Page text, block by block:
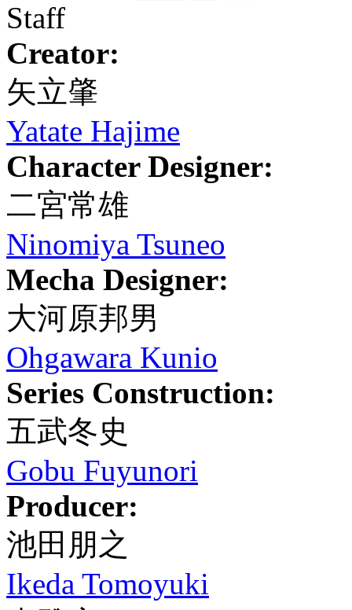
Staff
Creator:
矢立肇
Yatate Hajime
Character Designer:
二宮常雄
Ninomiya Tsuneo
Mecha Designer:
大河原邦男
Ohgawara Kunio
Series Construction:
五武冬史
Gobu Fuyunori
Producer:
池田朋之
Ikeda Tomoyuki